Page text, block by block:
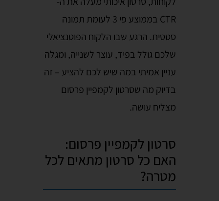
CTR בממוצע פי 3 לעומת תמונה
סטטית. הרגע שבו הלקוח הפוטנציאלי
שלכם גולל בפיד, עוצר לשנייה, ומגלה
עניין אמיתי במה שיש לכם להציע – זה
בדיוק מה שסרטון לקמפיין פרסום
מצליח עושה.
סרטון לקמפיין פרסום:
האם כל סרטון מתאים לכל
מטרה?